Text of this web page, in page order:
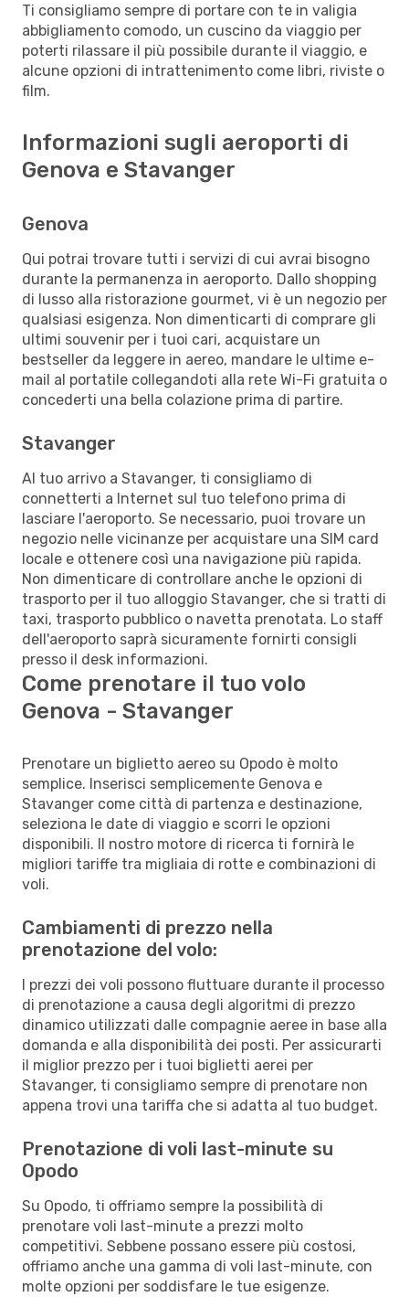
Ti consigliamo sempre di portare con te in valigia
abbigliamento comodo, un cuscino da viaggio per
poterti rilassare il più possibile durante il viaggio, e
alcune opzioni di intrattenimento come libri, riviste o
film.
Informazioni sugli aeroporti di
Genova e Stavanger
Genova
Qui potrai trovare tutti i servizi di cui avrai bisogno
durante la permanenza in aeroporto. Dallo shopping
di lusso alla ristorazione gourmet, vi è un negozio per
qualsiasi esigenza. Non dimenticarti di comprare gli
ultimi souvenir per i tuoi cari, acquistare un
bestseller da leggere in aereo, mandare le ultime e-
mail al portatile collegandoti alla rete Wi-Fi gratuita o
concederti una bella colazione prima di partire.
Stavanger
Al tuo arrivo a Stavanger, ti consigliamo di
connetterti a Internet sul tuo telefono prima di
lasciare l'aeroporto. Se necessario, puoi trovare un
negozio nelle vicinanze per acquistare una SIM card
locale e ottenere così una navigazione più rapida.
Non dimenticare di controllare anche le opzioni di
trasporto per il tuo alloggio Stavanger, che si tratti di
taxi, trasporto pubblico o navetta prenotata. Lo staff
dell'aeroporto saprà sicuramente fornirti consigli
presso il desk informazioni.
Come prenotare il tuo volo
Genova - Stavanger
Prenotare un biglietto aereo su Opodo è molto
semplice. Inserisci semplicemente Genova e
Stavanger come città di partenza e destinazione,
seleziona le date di viaggio e scorri le opzioni
disponibili. Il nostro motore di ricerca ti fornirà le
migliori tariffe tra migliaia di rotte e combinazioni di
voli.
Cambiamenti di prezzo nella
prenotazione del volo:
I prezzi dei voli possono fluttuare durante il processo
di prenotazione a causa degli algoritmi di prezzo
dinamico utilizzati dalle compagnie aeree in base alla
domanda e alla disponibilità dei posti. Per assicurarti
il miglior prezzo per i tuoi biglietti aerei per
Stavanger, ti consigliamo sempre di prenotare non
appena trovi una tariffa che si adatta al tuo budget.
Prenotazione di voli last-minute su
Opodo
Su Opodo, ti offriamo sempre la possibilità di
prenotare voli last-minute a prezzi molto
competitivi. Sebbene possano essere più costosi,
offriamo anche una gamma di voli last-minute, con
molte opzioni per soddisfare le tue esigenze.